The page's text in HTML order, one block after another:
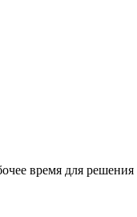
время для